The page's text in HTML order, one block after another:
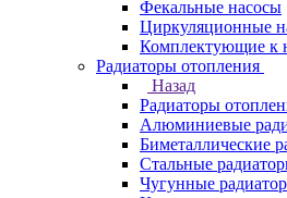
Фекальные насосы
Циркуляционные
Комплектующие к
Радиаторы отопления
Назад
Радиаторы
Алюминиевые
Биметаллические
Стальные
Чугунные